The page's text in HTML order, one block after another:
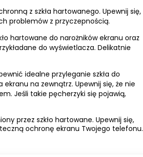
z szkła hartowanego. Upewnij się,
problemów z przyczepnością.
hartowane do narożników ekranu oraz
do wyświetlacza. Delikatnie
idealne przyleganie szkła do
na zewnątrz. Upewnij się, że nie
Jeśli takie pęcherzyki się pojawią,
przez szkło hartowane. Upewnij się,
ochronę ekranu Twojego telefonu.